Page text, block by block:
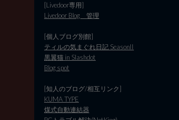
[Livedoor専用]
Livedoor Blog 管理
[個人ブログ別館]
ティルの気まぐれ日記 SeasonII
黒翼猫 in Slashdot
Blog spot
[知人のブログ/相互リンク]
KUMA TYPE
煤式自動連結器